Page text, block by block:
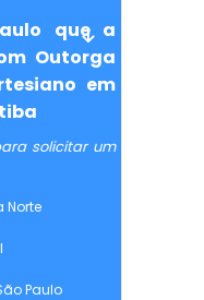
que a
Outorga
em
solicitar um
Norte
Paulo